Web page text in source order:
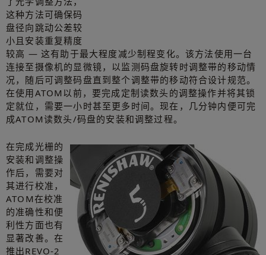
这种方法可确保码
盘径向跳动公差较
小且安装重复精度
较高 — 这有助于最大程度减少制程变化。该方法使用一台
连接至摄像机的显微镜，以监测码盘旋转时调整带的移动情
况，随后可调整码盘直到整个调整带的移动符合设计规范。
在使用ATOM以前，要完成定制读数头的调整操作并将其锁
定就位，需要一小时甚至更多时间。现在，几分钟内便可完
成ATOM读数头/码盘的安装和调整过程。
在完成光栅的
安装和调整操
作后，需要对
其进行校准，
ATOM在校准
的准确性和便
利性方面也有
显著改善。在
推出REVO-2